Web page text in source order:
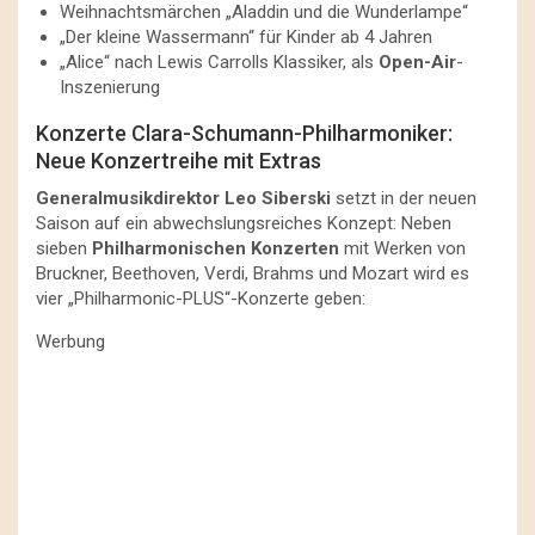
Weihnachtsmärchen „Aladdin und die Wunderlampe“
„Der kleine Wassermann“ für Kinder ab 4 Jahren
„Alice“ nach Lewis Carrolls Klassiker, als Open-Air-
Inszenierung
Konzerte Clara-Schumann-Philharmoniker:
Neue Konzertreihe mit Extras
Generalmusikdirektor Leo Siberski setzt in der neuen
Saison auf ein abwechslungsreiches Konzept: Neben
sieben Philharmonischen Konzerten mit Werken von
Bruckner, Beethoven, Verdi, Brahms und Mozart wird es
vier „Philharmonic-PLUS“-Konzerte geben:
Werbung